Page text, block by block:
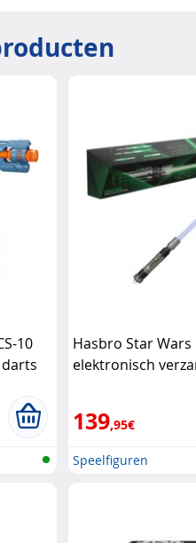
10
Hasbro Star Wars
elektronisch
139,95€
Speelfiguren